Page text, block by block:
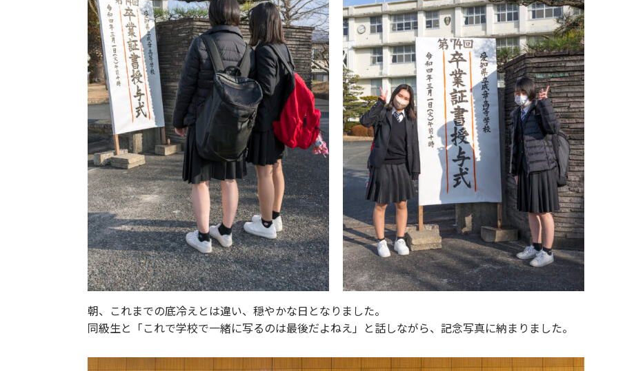
朝、これまでの底冷えとは違い、穏やかな日となりました。
同級生と「これで学校で一緒に写るのは最後だよねえ」と話しながら、記念写真に納まりました。